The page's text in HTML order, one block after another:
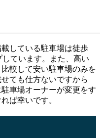
している駐車場は徒歩
ています。また、高い
較して安い駐車場のみを
ても仕方ないですから
車場オーナーが変更をす
ば幸いです。